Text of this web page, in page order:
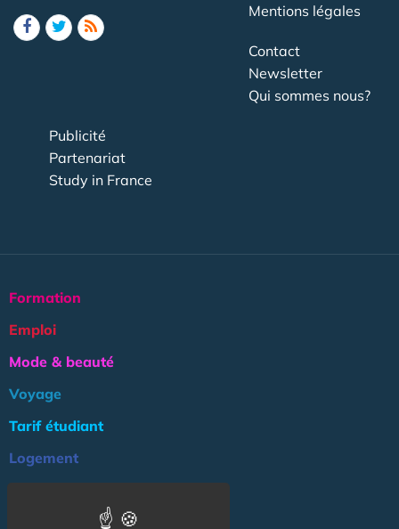
Mentions légales
Contact
Newsletter
Qui sommes nous?
Publicité
Partenariat
Study in France
Formation
Emploi
Mode & beauté
Voyage
Tarif étudiant
Logement